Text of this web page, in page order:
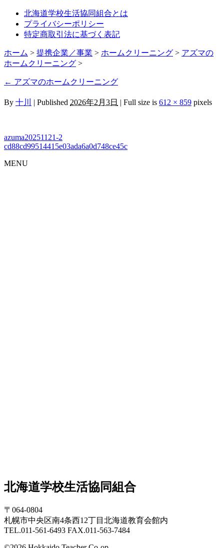
北海道学校生活協同組合とは
プライバシーポリシー
特定商取引法に基づく表記
ホーム > 提携企業／事業 > ホームクリーニング > アズマの
ホームクリーニング >
← アズマのホームクリーニング
By 十川 | Published 2026年2月3日 | Full size is 612 × 859 pixels
azuma20251121-2
cd88cd99514415e03ada6a0d748ce45c
MENU
北海道学校生活協同組合
〒064-0804
札幌市中央区南4条西12丁目北海道教育会館内
TEL.011-561-6493 FAX.011-563-7484